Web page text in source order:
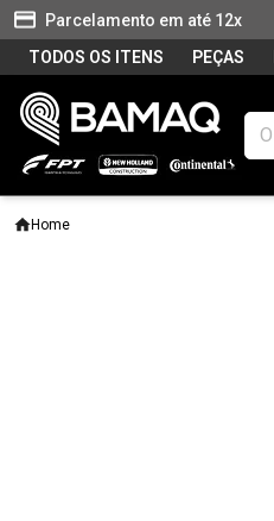
Parcelamento em até 12x
TODOS OS ITENS
PEÇAS
Home